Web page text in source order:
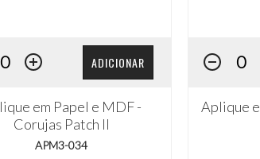
ADICIONAR
em Papel e MDF -
Corujas Patch II
APM3-034
Aplique